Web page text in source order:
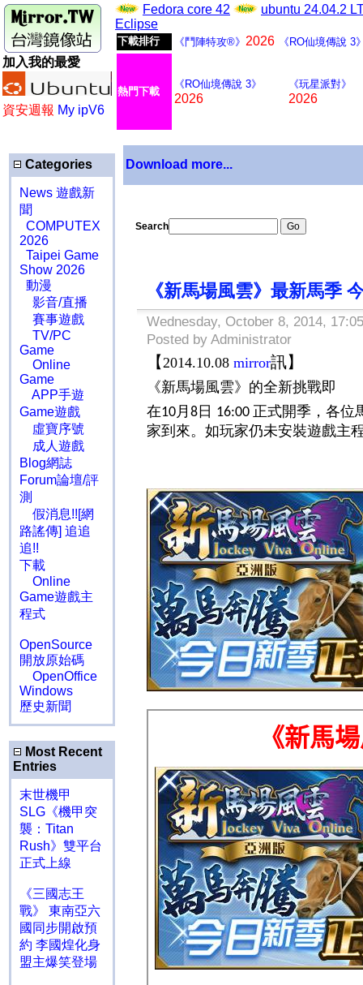
加入我的最愛
資安週報 My ipV6
Fedora core 42
ubuntu 24.04.2
Eclipse
下載排行 《鬥陣特攻®》 2026 《RO仙境傳說 3
熱門下載
《RO仙境傳說 3》
2026
《玩星派對》
2026
Categories
News 遊戲新
聞
COMPUTEX
2026
Taipei Game
Show 2026
動漫
影音/直播
賽事遊戲
TV/PC
Game
Online
Game
APP手遊
Game遊戲
虛寶序號
成人遊戲
Blog網誌
Forum論壇/評
測
假消息!![網
路謠傳] 追追
追!!
下載
Online
Game遊戲主
程式
OpenSource
開放原始碼
OpenOffice
Windows
歷史新聞
Most Recent
Entries
末世機甲
SLG《機甲突
襲：Titan
Rush》雙平台
正式上線
《三國志王
戰》 東南亞六
國同步開啟預
約 李國煌化身
盟主爆笑登場
Download more...
Search
《新馬場風雲》最新馬季
Wednesday, October 8, 2014,
Posted by Administrator
【2014.10.08 mirror訊】
《新馬場風雲》的全新挑戰即
在10月 8 日 16:00 正式開季，各位
家到來。如玩家仍未安裝遊戲主